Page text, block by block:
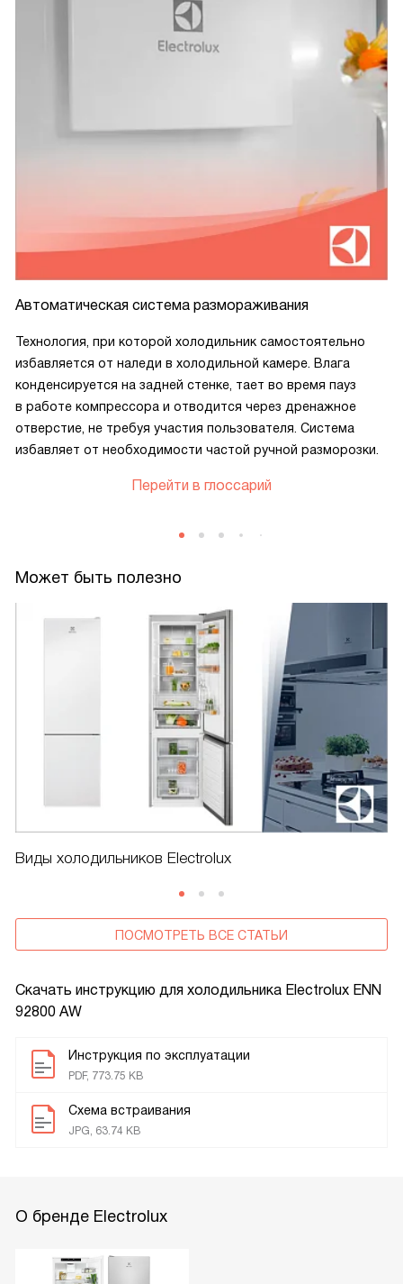
Скачать инструкцию для холодильника Electrolux ENN
92800 AW
Инструкция по эксплуатации
PDF, 773.75 KB
Схема встраивания
JPG, 63.74 KB
Автоматическая система размораживания
Технология, при которой холодильник самостоятельно
избавляется от наледи в холодильной камере. Влага
конденсируется на задней стенке, тает во время пауз
в работе компрессора и отводится через дренажное
отверстие, не требуя участия пользователя. Система
избавляет от необходимости частой ручной разморозки.
Перейти в глоссарий
Может быть полезно
Виды холодильников Electrolux
ПОСМОТРЕТЬ ВСЕ СТАТЬИ
О бренде Electrolux